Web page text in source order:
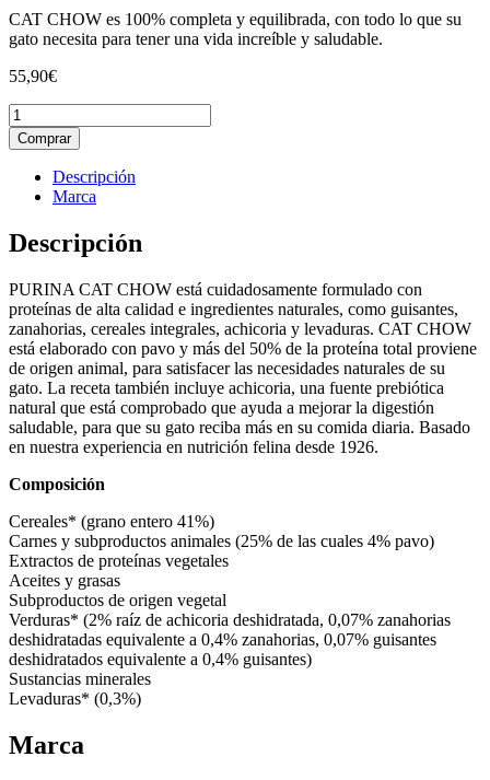
CAT CHOW es 100% completa y equilibrada, con todo lo que su
gato necesita para tener una vida increíble y saludable.
55,90€
PURINA
CAT
CHOW
Esterilizado
15KG
cantidad
Comprar
Descripción
Marca
Descripción
PURINA CAT CHOW está cuidadosamente formulado con
proteínas de alta calidad e ingredientes naturales, como guisantes,
zanahorias, cereales integrales, achicoria y levaduras. CAT CHOW
está elaborado con pavo y más del 50% de la proteína total proviene
de origen animal, para satisfacer las necesidades naturales de su
gato. La receta también incluye achicoria, una fuente prebiótica
natural que está comprobado que ayuda a mejorar la digestión
saludable, para que su gato reciba más en su comida diaria. Basado
en nuestra experiencia en nutrición felina desde 1926.
Composición
Cereales* (grano entero 41%)
Carnes y subproductos animales (25% de las cuales 4% pavo)
Extractos de proteínas vegetales
Aceites y grasas
Subproductos de origen vegetal
Verduras* (2% raíz de achicoria deshidratada, 0,07% zanahorias
deshidratadas equivalente a 0,4% zanahorias, 0,07% guisantes
deshidratados equivalente a 0,4% guisantes)
Sustancias minerales
Levaduras* (0,3%)
Marca